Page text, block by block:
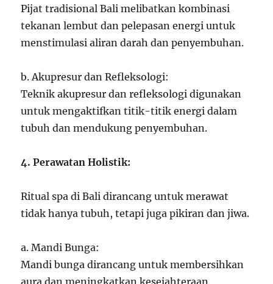
Pijat tradisional Bali melibatkan kombinasi
tekanan lembut dan pelepasan energi untuk
menstimulasi aliran darah dan penyembuhan.
b. Akupresur dan Refleksologi:
Teknik akupresur dan refleksologi digunakan
untuk mengaktifkan titik-titik energi dalam
tubuh dan mendukung penyembuhan.
4. Perawatan Holistik:
Ritual spa di Bali dirancang untuk merawat
tidak hanya tubuh, tetapi juga pikiran dan jiwa.
a. Mandi Bunga:
Mandi bunga dirancang untuk membersihkan
aura dan meningkatkan kesejahteraan